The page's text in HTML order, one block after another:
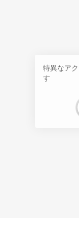
特異なア
す